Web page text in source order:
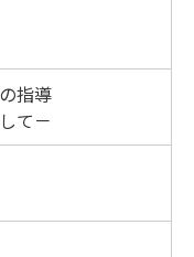
指導
て－